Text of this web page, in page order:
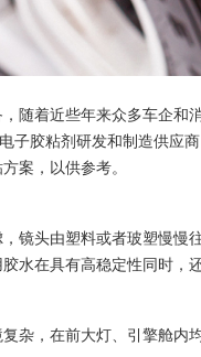
随着近些年来众多车企
子胶粘剂研发和制造供
案，以供参考。
镜头由塑料或者玻塑慢
水在具有高稳定性同时，
杂，在前大灯、引擎舱内